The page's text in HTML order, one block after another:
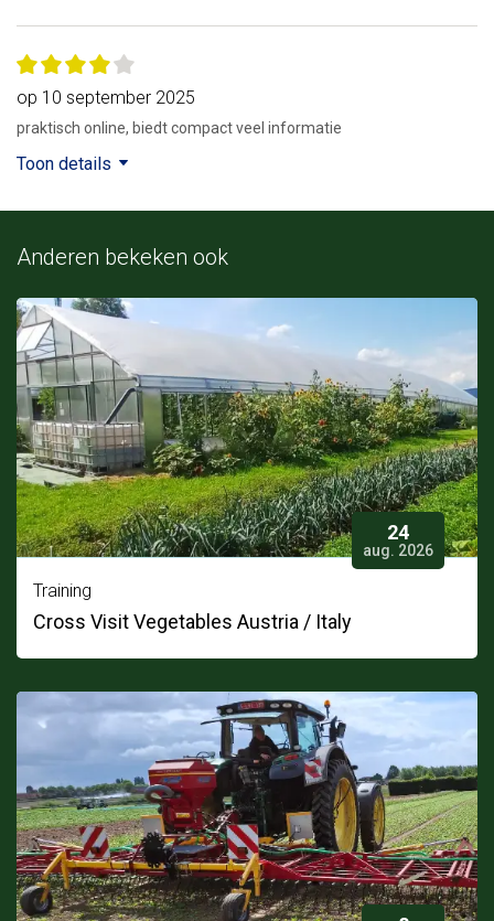
op 10 september 2025
praktisch online, biedt compact veel informatie
Toon details
Anderen bekeken ook
24
aug. 2026
Training
Cross Visit Vegetables Austria / Italy